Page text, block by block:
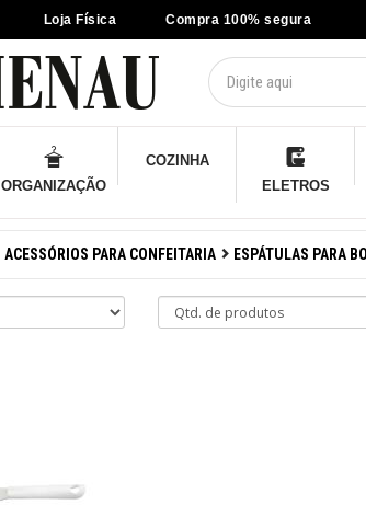
Loja Física Compra 100% segura
ORGANIZAÇÃO
COZINHA
ELETROS
ACESSÓRIOS PARA CONFEITARIA ESPÁTULAS PARA